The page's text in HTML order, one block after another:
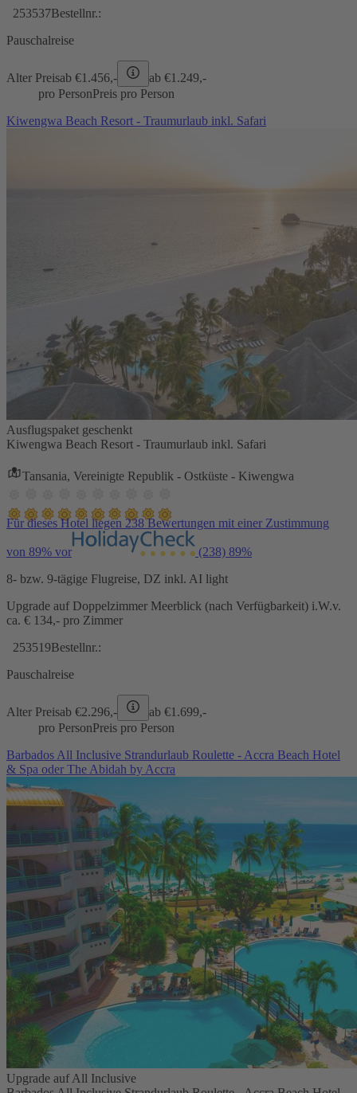
253537Bestellnr.:
Pauschalreise
Alter Preisab €1.456,- ab €1.249,-
pro PersonPreis pro Person
Kiwengwa Beach Resort - Traumurlaub inkl. Safari
Ausflugspaket geschenkt
Kiwengwa Beach Resort - Traumurlaub inkl. Safari
Tansania, Vereinigte Republik - Ostküste - Kiwengwa
Für dieses Hotel liegen 238 Bewertungen mit einer Zustimmung
von 89% vor (238) 89%
8- bzw. 9-tägige Flugreise, DZ inkl. AI light
Upgrade auf Doppelzimmer Meerblick (nach Verfügbarkeit) i.W.v.
ca. € 134,- pro Zimmer
253519Bestellnr.:
Pauschalreise
Alter Preisab €2.296,- ab €1.699,-
pro PersonPreis pro Person
Barbados All Inclusive Strandurlaub Roulette - Accra Beach Hotel
& Spa oder The Abidah by Accra
Upgrade auf All Inclusive